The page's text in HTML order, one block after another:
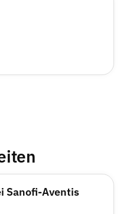
Sanofi-Aventis